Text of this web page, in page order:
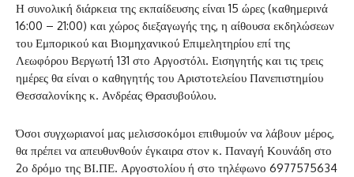
Η συνολική διάρκεια της εκπαίδευσης είναι 15 ώρες (καθημερινά
16:00 – 21:00) και χώρος διεξαγωγής της, η αίθουσα εκδηλώσεων
του Εμπορικού και Βιομηχανικού Επιμελητηρίου επί της
Λεωφόρου Βεργωτή 131 στο Αργοστόλι. Εισηγητής και τις τρεις
ημέρες θα είναι ο καθηγητής του Αριστοτελείου Πανεπιστημίου
Θεσσαλονίκης κ. Ανδρέας Θρασυβούλου.
Όσοι συγχωριανοί μας μελισσοκόμοι επιθυμούν να λάβουν μέρος,
θα πρέπει να απευθυνθούν έγκαιρα στον κ. Παναγή Κουνάδη στο
2ο δρόμο της ΒΙ.ΠΕ. Αργοστολίου ή στο τηλέφωνο 6977575634